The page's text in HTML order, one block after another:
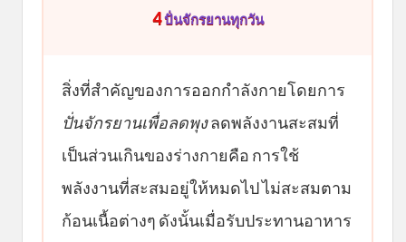
4ปั่นจักรยานทุกวัน
สิ่งที่สำคัญของการออกกำลังกายโดยการ
ปั่นจักรยานเพื่อลดพุงลดพลังงานสะสมที่
เป็นส่วนเกินของร่างกายคือ การใช้
พลังงานที่สะสมอยู่ให้หมดไป ไม่สะสมตาม
ก้อนเนื้อต่างๆ ดังนั้นเมื่อรับประทานอาหาร